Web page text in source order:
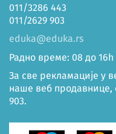
011/3286 443
011/2629 903
eduka@eduka.rs
Радно време: 08 до
За све рекламације у
наше веб продавнице,
903.